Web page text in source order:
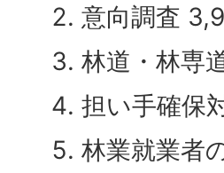
意向調査
林道・林専
担い手確保
林業就業者